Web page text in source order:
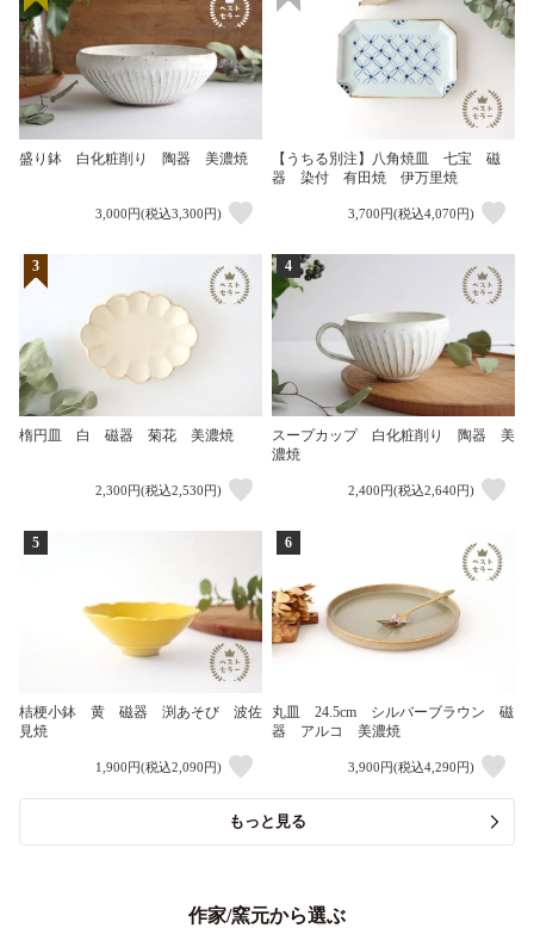
盛り鉢 白化粧削り 陶器 美濃焼
3,000円(税込3,300円)
【うちる別注】八角焼皿 七宝 磁
器 染付 有田焼 伊万里焼
3,700円(税込4,070円)
3
楕円皿 白 磁器 菊花 美濃焼
2,300円(税込2,530円)
4
スープカップ 白化粧削り 陶器 美
濃焼
2,400円(税込2,640円)
5
桔梗小鉢 黄 磁器 渕あそび 波佐
見焼
1,900円(税込2,090円)
6
丸皿 24.5cm シルバーブラウン 磁
器 アルコ 美濃焼
3,900円(税込4,290円)
もっと見る
作家/窯元から選ぶ